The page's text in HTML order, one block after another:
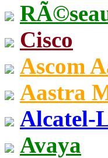
Cisco
Ascom
Aastra
Alcatel-
Avaya